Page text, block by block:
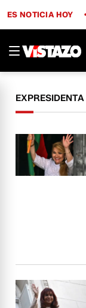
ES NOTICIA HOY
EXPRESIDENTA